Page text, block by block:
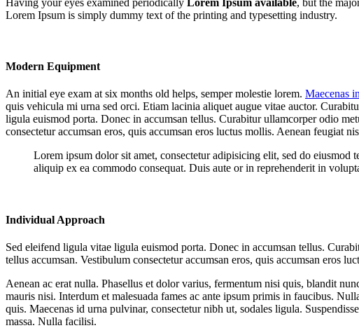
Lorem Ipsum is simply dummy text of the printing and typesetting industry.
Modern Equipment
An initial eye exam at six months old helps, semper molestie lorem. Maecenas
quis vehicula mi urna sed orci. Etiam lacinia aliquet augue vitae auctor.
ligula euismod porta. Donec in accumsan tellus. Curabitur ullamcorper odio
consectetur accumsan eros, quis accumsan eros luctus mollis. Aenean feugiat
Lorem ipsum dolor sit amet, consectetur adipisicing elit, sed do
aliquip ex ea commodo consequat. Duis aute or in reprehenderit in
Individual Approach
Sed eleifend ligula vitae ligula euismod porta. Donec in accumsan tellus.
tellus accumsan. Vestibulum consectetur accumsan eros, quis accumsan eros
Aenean ac erat nulla. Phasellus et dolor varius, fermentum nisi quis, blandit
mauris nisi. Interdum et malesuada fames ac ante ipsum primis in faucibus.
quis. Maecenas id urna pulvinar, consectetur nibh ut, sodales ligula.
massa. Nulla facilisi.